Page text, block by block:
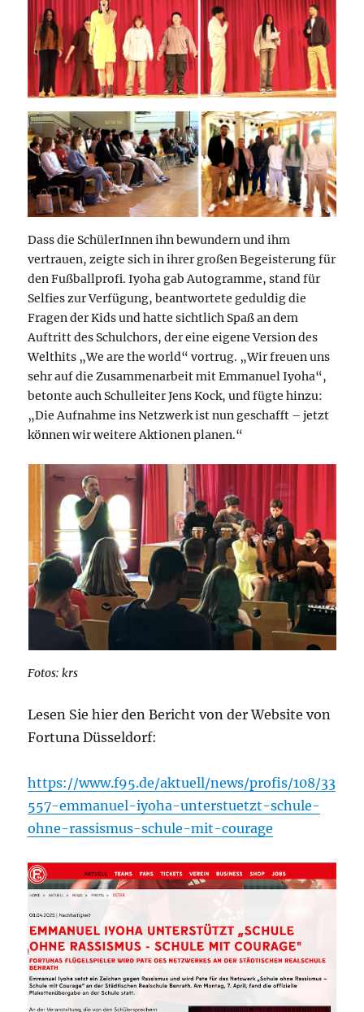
Dass die SchülerInnen ihn bewundern und ihm
vertrauen, zeigte sich in ihrer großen Begeisterung für
den Fußballprofi. Iyoha gab Autogramme, stand für
Selfies zur Verfügung, beantwortete geduldig die
Fragen der Kids und hatte sichtlich Spaß an dem
Auftritt des Schulchors, der eine eigene Version des
Welthits „We are the world“ vortrug. „Wir freuen uns
sehr auf die Zusammenarbeit mit Emmanuel Iyoha“,
betonte auch Schulleiter Jens Kock, und fügte hinzu:
„Die Aufnahme ins Netzwerk ist nun geschafft – jetzt
können wir weitere Aktionen planen.“
Fotos: krs
Lesen Sie hier den Bericht von der Website von
Fortuna Düsseldorf:
https://www.f95.de/aktuell/news/profis/108/33
557-emmanuel-iyoha-unterstuetzt-schule-
ohne-rassismus-schule-mit-courage